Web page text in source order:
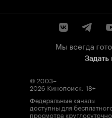
Мы всегда
Задать
© 2003–
2026 Кинопоиск. 18+
Федеральные каналы
доступны для
просмотра круглосуточно